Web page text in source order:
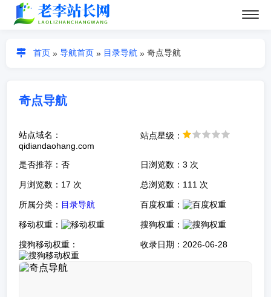
首页 » 导航首页 » 目录导航 » 奇点导航
奇点导航
站点域名：
qidiandaohang.com
站点星级：
是否推荐：否 日浏览数：3 次
月浏览数：17 次 总浏览数：111 次
所属分类： 目录导航 百度权重：
移动权重： 搜狗权重：
搜狗移动权重： 收录日期：2026-06-28